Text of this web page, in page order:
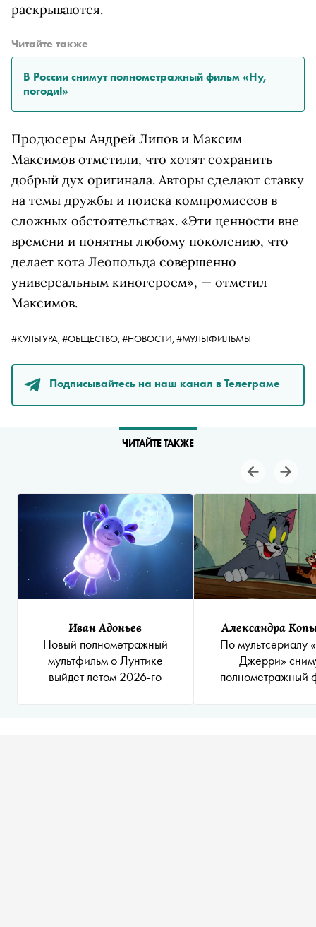
раскрываются.
Читайте также
В России снимут полнометражный фильм «Ну,
погоди!»
Продюсеры Андрей Липов и Максим
Максимов отметили, что хотят сохранить
добрый дух оригинала. Авторы сделают ставку
на темы дружбы и поиска компромиссов в
сложных обстоятельствах. «Эти ценности вне
времени и понятны любому поколению, что
делает кота Леопольда совершенно
универсальным киногероем», — отметил
Максимов.
#КУЛЬТУРА, #ОБЩЕСТВО, #НОВОСТИ, #МУЛЬТФИЛЬМЫ
Подписывайтесь на наш канал в Телеграме
ЧИТАЙТЕ ТАКЖЕ
Иван Адоньев
Новый полнометражный
мультфильм о Лунтике
выйдет летом 2026-го
Александра
По мультсериалу
Джерри»
полнометражный